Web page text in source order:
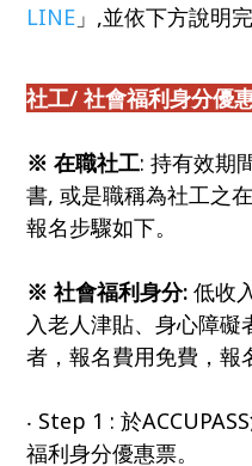
LINE 」,並依下方說明
社工/ 社會福利身分優
※ 在職社工: 持有效期
書, 或是職稱為社工之
報名步驟如下。
※ 社會福利身分: 低收
入老人津貼、身心障
者，報名費用免費，報
‧ Step 1 : 於
福利身分優惠票。